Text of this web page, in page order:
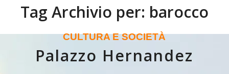
Tag Archivio per: barocco
CULTURA E SOCIETÀ
Palazzo Hernandez